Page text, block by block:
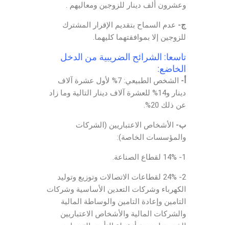
وعشرون ألف دينار للزوجين ومعاليهم .
ج- عدم السماح بتقديم الإقرار المشترك
للزوجين إلا بموافقتهما كليهما.
تاسعا: الشرائح الضريبية من الدخل
الخاضع:
أ‌-
الشخص الطبيعي: 7% لأول عشرة آلاف
دينار و14% للعشرة آلاف دينار التالية وما زاد
عن ذلك 20%.
ب‌- الأشخاص الاعتباريين (الشركات
والمؤسسات الخاصة):
1- 14% لقطاع الصناعة.
2- 24% لقطاعات الاتصالات وتوزيع وتوليد
الكهرباء وشركات التعدين الأساسية وشركات
التامين وإعادة التامين والوساطة المالية
والشركات المالية والأشخاص الاعتباريين